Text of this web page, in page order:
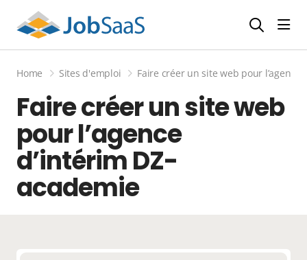
Home Sites d'emploi Faire créer un site web pour l’agence
Faire créer un site web
pour l’agence
d’intérim DZ-
academie